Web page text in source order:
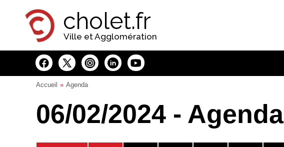
cholet.fr
Ville et Agglomération
Accueil Agenda
06/02/2024 - Agenda